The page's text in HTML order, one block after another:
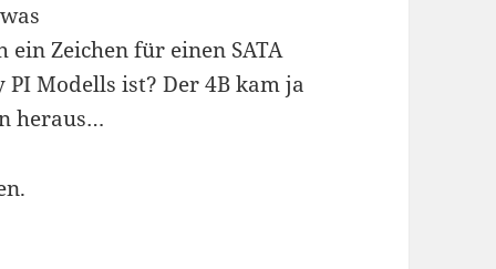
Zeichen für einen SATA
Modells ist? Der 4B kam ja
heraus…